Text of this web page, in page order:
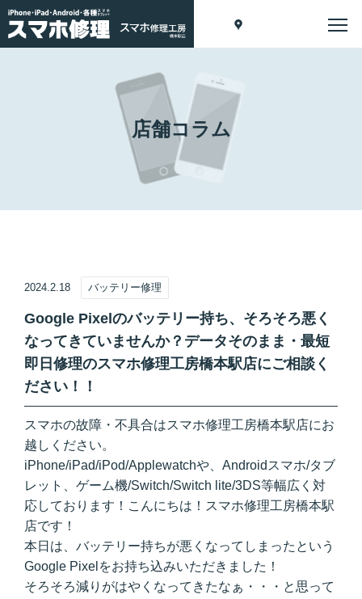
店舗コラム
2024.2.18 バッテリー修理
Google Pixelのバッテリー持ち、そろそろ悪く
なってきていませんか？データそのまま・最短
即日修理のスマホ修理工房橋本駅店にご相談く
ださい！！
スマホの故障・不具合はスマホ修理工房橋本駅店にお
越しください。
iPhone/iPad/iPod/Applewatchや、Androidスマホ/タブ
レット、ゲーム機/Switch/Switch lite/3DS等幅広く対
応しております！こんにちは！スマホ修理工房橋本駅
店です！
本日は、バッテリー持ちが悪くなってしまったという
Google Pixelをお持ち込みいただきました！
そろそろ減りがはやくなってきたなぁ・・・と思って